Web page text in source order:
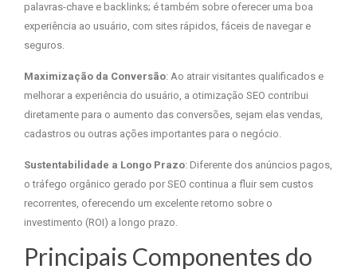
palavras-chave e backlinks; é também sobre oferecer uma boa
experiência ao usuário, com sites rápidos, fáceis de navegar e
seguros.
Maximização da Conversão: Ao atrair visitantes qualificados e
melhorar a experiência do usuário, a otimização SEO contribui
diretamente para o aumento das conversões, sejam elas vendas,
cadastros ou outras ações importantes para o negócio.
Sustentabilidade a Longo Prazo: Diferente dos anúncios pagos,
o tráfego orgânico gerado por SEO continua a fluir sem custos
recorrentes, oferecendo um excelente retorno sobre o
investimento (ROI) a longo prazo.
Principais Componentes do